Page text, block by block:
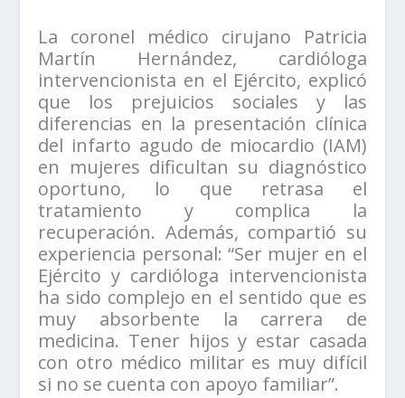
La coronel médico cirujano Patricia
Martín Hernández, cardióloga
intervencionista en el Ejército, explicó
que los prejuicios sociales y las
diferencias en la presentación clínica
del infarto agudo de miocardio (IAM)
en mujeres dificultan su diagnóstico
oportuno, lo que retrasa el
tratamiento y complica la
recuperación. Además, compartió su
experiencia personal: “Ser mujer en el
Ejército y cardióloga intervencionista
ha sido complejo en el sentido que es
muy absorbente la carrera de
medicina. Tener hijos y estar casada
con otro médico militar es muy difícil
si no se cuenta con apoyo familiar”.